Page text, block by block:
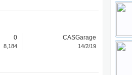
0
8,184
CASGarage
14/2/19